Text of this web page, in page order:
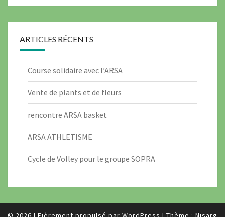
ARTICLES RÉCENTS
Course solidaire avec l’ARSA
Vente de plants et de fleurs
rencontre ARSA basket
ARSA ATHLETISME
Cycle de Volley pour le groupe SOPRA